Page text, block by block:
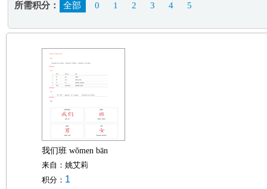
所需积分： 全部 0 1 2 3 4 5
我们班 wǒmen bān
来自： 姚艾莉
积分： 1